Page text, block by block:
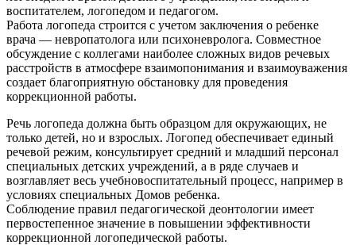
воспитателем, логопедом и педагогом.
Работа логопеда строится с учетом заключения о ребенке
врача — невропатолога или психоневролога. Совместное
обсуждение с коллегами наиболее сложных видов речевых
расстройств в атмосфере взаимопонимания и взаимоуважения
создает благоприятную обстановку для проведения
коррекционной работы.
Речь логопеда должна быть образцом для окружающих, не
только детей, но и взрослых. Логопед обеспечивает единый
речевой режим, консультирует средний и младший персонал
специальных детских учреждений, а в ряде случаев и
возглавляет весь учебновоспитательный процесс, например в
условиях специальных Домов ребенка.
Соблюдение правил педагогической деонтологии имеет
первостепенное значение в повышении эффективности
коррекционной логопедической работы.